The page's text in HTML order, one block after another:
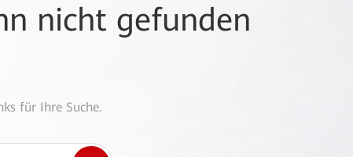
nicht gefunden
für Ihre Suche.